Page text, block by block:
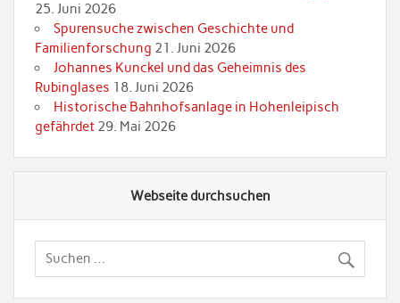
25. Juni 2026
Spurensuche zwischen Geschichte und
Familienforschung 21. Juni 2026
Johannes Kunckel und das Geheimnis des
Rubinglases 18. Juni 2026
Historische Bahnhofsanlage in Hohenleipisch
gefährdet 29. Mai 2026
Webseite durchsuchen